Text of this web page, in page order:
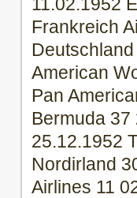
Frankreich
American
Pan
Bermuda 37
25.12.1952
Nordirland
Airlines 11